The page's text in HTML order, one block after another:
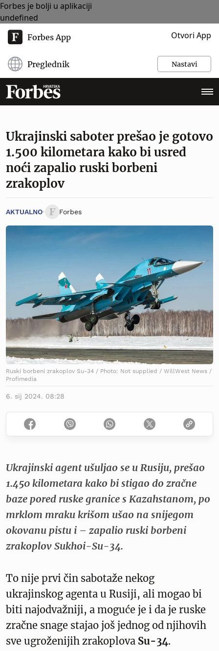
Forbes je bolji u aplikaciji
undefined
Forbes App Otvori App
Preglednik Nastavi
Ukrajinski saboter prešao je gotovo
1.500 kilometara kako bi usred
noći zapalio ruski borbeni
zrakoplov
AKTUALNO Forbes
Ruski borbeni zrakoplov Su-34 / Photo: Not supplied / WillWest News /
Profimedia
6. sij 2024. 08:28
Ukrajinski agent ušuljao se u Rusiju, prešao
1.450 kilometara kako bi stigao do zračne
baze pored ruske granice s Kazahstanom, po
mrklom mraku krišom ušao na snijegom
okovanu pistu i – zapalio ruski borbeni
zrakoplov Sukhoi-Su-34.
To nije prvi čin sabotaže nekog
ukrajinskog agenta u Rusiji, ali mogao bi
biti najodvažniji, a moguće je i da je ruske
zračne snage stajao još jednog od njihovih
sve ugroženijih zrakoplova Su-34.